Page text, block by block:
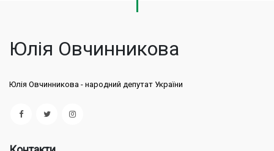
Юлія Овчинникова
Юлія Овчинникова - народний депутат України